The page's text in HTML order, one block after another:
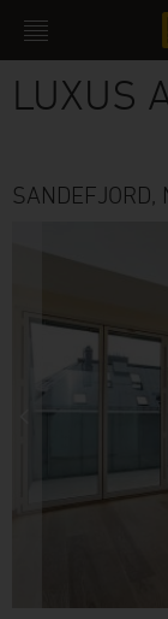
WOHNEN
LUXUS
SANDEFJORD,